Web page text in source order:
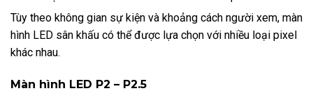
Tùy theo không gian sự kiện và khoảng cách người xem, màn
hình LED sân khấu có thể được lựa chọn với nhiều loại pixel
khác nhau.
Màn hình LED P2 – P2.5